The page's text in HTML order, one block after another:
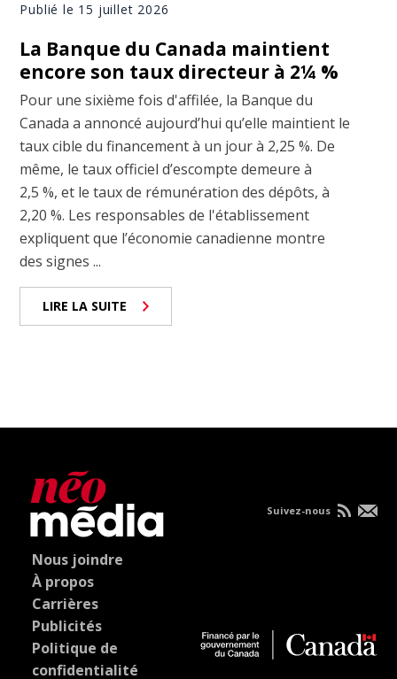
Publié le 15 juillet 2026
La Banque du Canada maintient
encore son taux directeur à 2¼ %
Pour une sixième fois d'affilée, la Banque du
Canada a annoncé aujourd’hui qu’elle maintient le
taux cible du financement à un jour à 2,25 %. De
même, le taux officiel d’escompte demeure à
2,5 %, et le taux de rémunération des dépôts, à
2,20 %. Les responsables de l'établissement
expliquent que l’économie canadienne montre
des signes ...
LIRE LA SUITE
Nous joindre
À propos
Carrières
Publicités
Politique de
confidentialité
Suivez-nous